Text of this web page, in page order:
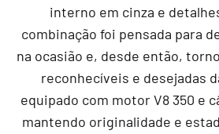
interno em cinza e
combinação foi pensada para
na ocasião e, desde então,
reconhecíveis e desejadas
equipado com motor V8 350 e
mantendo originalidade e